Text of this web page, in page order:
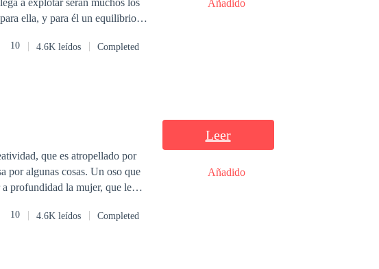
ella, y para él un equilibrio
10 4.6K leídos Completed
Añadido
que es atropellado por
por algunas cosas. Un oso que
profundidad la mujer, que le
los paradigmas de la
10 4.6K leídos Completed
Leer
Añadido